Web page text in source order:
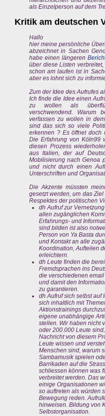
als Einzelperson auf dem
Kritik am deutschen
Hallo
hier meine persönliche
abzeichnet in Sachen
habe einen längeren
über diese Listen
schon am laufen ist in
aber es lohnt sich zu
Zum der Idee des Aufrufes
Ich finde die Idee einen
zu wollen als
verschwendend. Warum
verfassen zu wollen in
sind das sich so viele
erkennen ? Es öffnet doch
Die Erfahrung von Köln99
diesen Prozess
aus Italien, der auf
Mobilisierung nach Genoa
und nicht durch einen
Unterschriften und
Die Akzente müssten
gesetzt werden, um das
Respektes der politischen
dh Aufruf zur
allen zugänglichen
Erfahrungs- und
sind bilden ist also
Person von Ya Basta
und Kontakt an alle
Koordination, Aufteilen
erleichtern.
dh Leute finden die
Fremdsprachen ins
die verschiedenen
und damit den
zu garantieren.
dh Aufruf sich selbst auf
sich inhaltlich mit
Aktionstrainings
eigene unabhängige
stellen. Wir haben nicht
oder 200.000 Leute
Nachricht von diesem
Leute wissen und
Menschen sind, warum
Sambamusik spielen
Barrikaden auf die
schliessen können was
verbreitet werden. Das
einige Organisationen
so auftreten als würden
Bewegung reden.
hinweisen. Bildung von
Selbstorganisation.